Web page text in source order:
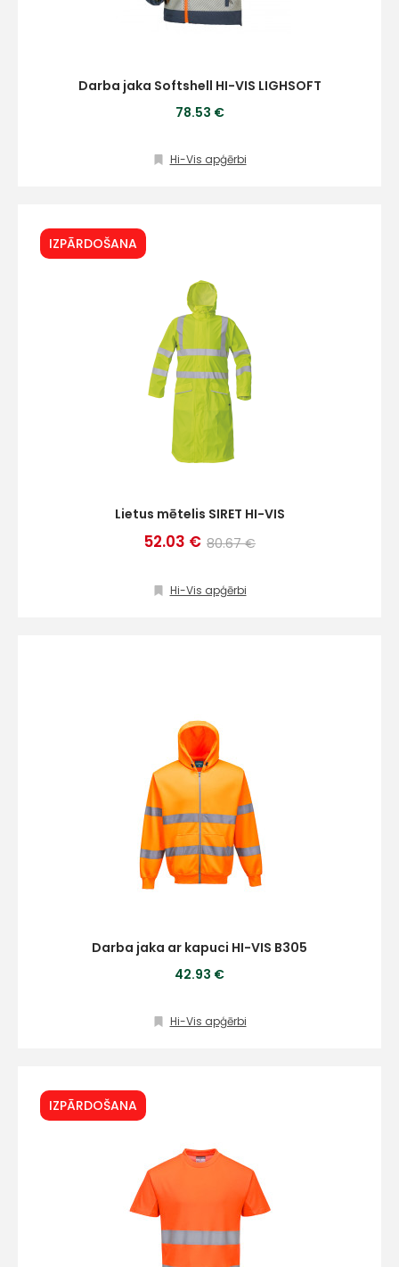
Darba jaka Softshell HI-VIS LIGHSOFT
78.53 €
Hi-Vis apģērbi
IZPĀRDOŠANA
Lietus mētelis SIRET HI-VIS
52.03 € 80.67 €
Hi-Vis apģērbi
Darba jaka ar kapuci HI-VIS B305
42.93 €
Hi-Vis apģērbi
IZPĀRDOŠANA